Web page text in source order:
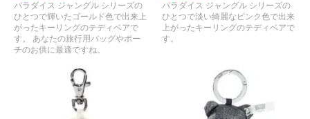
パラダイス ジャングル シリーズの
ひとつで輝いたゴールド色で出来上
がったキーリングのテディベアで
す。 あなたの旅行用バッグやポー
チのお供に最適ですね。
パラダイス ジャングル シリーズの
ひとつで淡い綺麗なピンク色で出来
上がったキーリングのテディベアで
す。